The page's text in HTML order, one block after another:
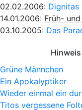
02.02.2006: Dignitas
14.01.2006: Früh-
03.10.2005: Das
Grüne Männchen
Ein Apokalyptiker
Wieder einmal ein
Titos vergessene